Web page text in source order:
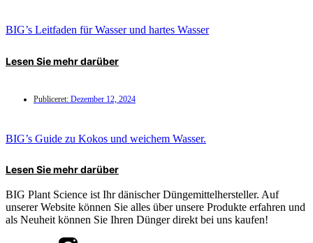
BIG’s Leitfaden für Wasser und hartes Wasser
Lesen Sie mehr darüber
Publiceret: Dezember 12, 2024
BIG’s Guide zu Kokos und weichem Wasser.
Lesen Sie mehr darüber
BIG Plant Science ist Ihr dänischer Düngemittelhersteller. Auf
unserer Website können Sie alles über unsere Produkte erfahren und
als Neuheit können Sie Ihren Dünger direkt bei uns kaufen!